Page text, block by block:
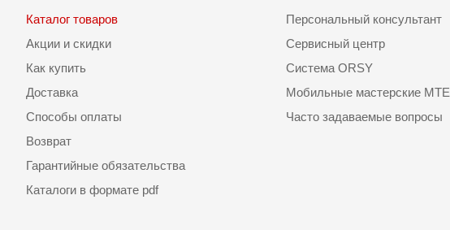
Каталог товаров
Акции и скидки
Как купить
Доставка
Способы оплаты
Возврат
Гарантийные обязательства
Каталоги в формате pdf
Персональный консультант
Сервисный центр
Система ORSY
Мобильные мастерские MTE
Часто задаваемые вопросы